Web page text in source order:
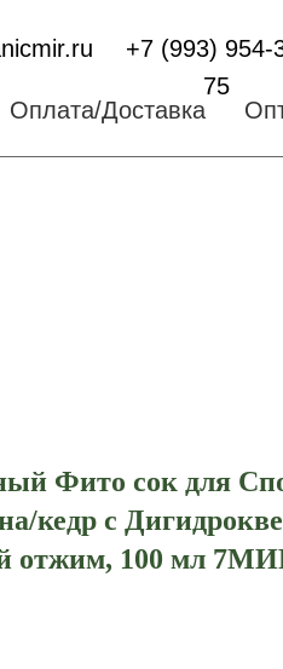
Оплата/Доставка
+7 (993) 954-
75
Фито сок для
кедр c
отжим, 100 мл